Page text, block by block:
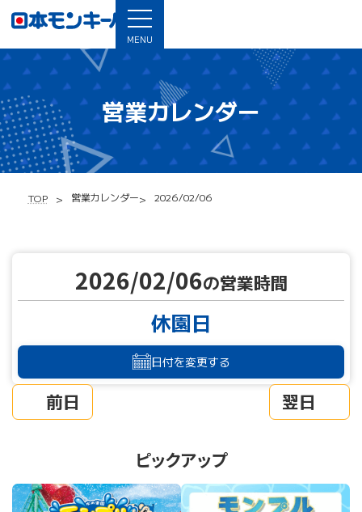
MENU
営業カレンダー
TOP 営業カレンダー 2026/02/06
前日
2026/02/06の営業時間
休園日
日付を変更する
翌日
ピックアップ